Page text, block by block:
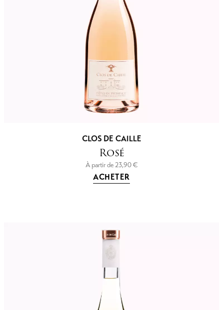
CLOS DE CAILLE
Rosé
À partir de23,90€
ACHETER